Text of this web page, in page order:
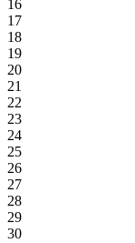
16
17
18
19
20
21
22
23
24
25
26
27
28
29
30